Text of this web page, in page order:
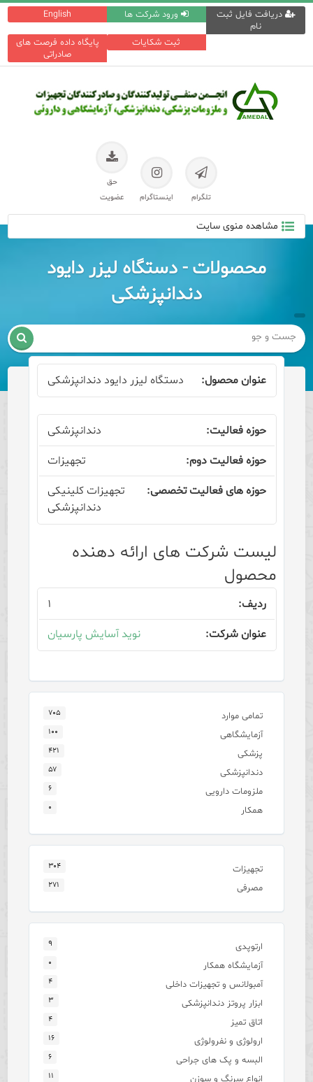
English ورود شرکت ها
دریافت فایل ثبت
نام
پایگاه داده فرصت های
صادراتی
ثبت شکایات
تلگرام اینستاگرام
حق
عضویت
مشاهده منوی سایت
محصولات - دستگاه لیزر دایود
دندانپزشکی

دستگاه لیزر دایود دندانپزشکی
دندانپزشکی
تجهیزات
تجهیزات کلینیکی
دندانپزشکی
لیست شرکت های ارائه دهنده
محصول
۱
نوید آسایش پارسیان
تمامی موارد ۷۰۵
آزمایشگاهی ۱۰۰
پزشکی ۴۲۱
دندانپزشکی ۵۷
ملزومات دارویی ۶
همکار ۰
تجهیزات ۳۰۴
مصرفی ۲۷۱
ارتوپدی ۹
آزمایشگاه همکار ۰
آمبولانس و تجهیزات داخلی ۴
ابزار پروتز دندانپزشکی ۳
اتاق تمیز ۴
ارولوژی و نفرولوژی ۱۶
البسه و پک های جراحی ۶
انواع سرنگ و سوزن ۱۱